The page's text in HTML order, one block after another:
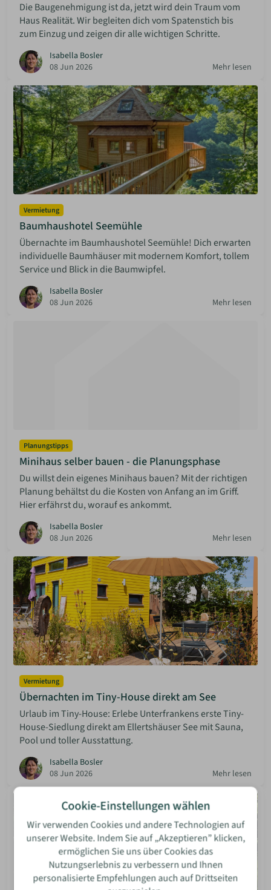
Die Baugenehmigung ist da, jetzt wird dein Traum vom
Haus Realität. Wir begleiten dich vom Spatenstich bis
zum Einzug und zeigen dir alle wichtigen Schritte.
Isabella Bosler
08 Jun 2026
Mehr lesen
Vermietung
Baumhaushotel Seemühle
Übernachte im Baumhaushotel Seemühle! Dich erwarten
individuelle Baumhäuser mit modernem Komfort, tollem
Service und Blick in die Baumwipfel.
Isabella Bosler
08 Jun 2026
Mehr lesen
Planungstipps
Minihaus selber bauen - die Planungsphase
Du willst dein eigenes Minihaus bauen? Mit der richtigen
Planung behältst du die Kosten von Anfang an im Griff.
Hier erfährst du, worauf es ankommt.
Isabella Bosler
08 Jun 2026
Mehr lesen
Vermietung
Übernachten im Tiny-House direkt am See
Urlaub im Tiny-House: Erlebe Unterfrankens erste Tiny-
House-Siedlung direkt am Ellertshäuser See mit Sauna,
Pool und toller Ausstattung.
Isabella Bosler
08 Jun 2026
Mehr lesen
Cookie-Einstellungen wählen
Wir verwenden Cookies und andere Technologien auf
unserer Website. Indem Sie auf „Akzeptieren” klicken,
ermöglichen Sie uns über Cookies das
Nutzungserlebnis zu verbessern und Ihnen
personalisierte Empfehlungen auch auf Drittseiten